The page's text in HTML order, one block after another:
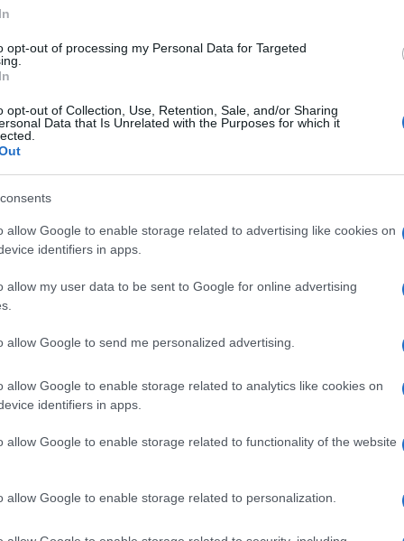
opt-out of processing my Personal Data for Targeted
opt-out of Collection, Use, Retention, Sale, and/or Sharing
Data that Is Unrelated with the Purposes for which it
allow Google to enable storage related to advertising like cookies on
identifiers in apps.
allow my user data to be sent to Google for online advertising
allow Google to send me personalized advertising.
allow Google to enable storage related to analytics like cookies on
identifiers in apps.
allow Google to enable storage related to functionality of the website
allow Google to enable storage related to personalization.
e una rivelazione la trasmissioneIl Circolo
sera su
i social network è soprattutto l’ironia e la
Sara Simeoni e Juri Chechi
Alessandra De Stefano.Il Circolo degli
poche idee della Rai che ha convinto critici
Giochi giapponesi.
pubblico ha optato per 200 ore di
una gara all’altra, con criteri spesso
Tutto su Rai2.Ma soprattutto non è stata
né su Raiplay che su RaiRadio Play
le piattaforme streaming.
almeno gli inviati in terra nipponica con
Offre un sunto della giornata, tra il
e leggerezza. Qualche siparietto. Simeoni